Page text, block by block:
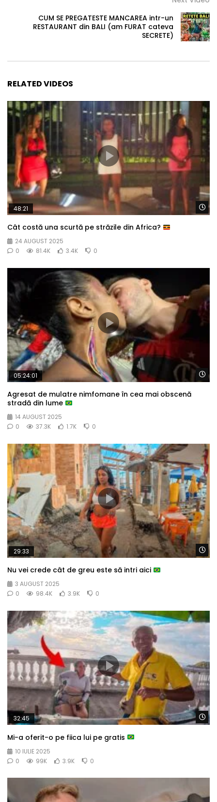
CUM SE PREGATESTE MANCAREA intr-un
RESTAURANT din BALI (am FURAT cateva
SECRETE)
RELATED VIDEOS
48:21
Cât costă una scurtă pe străzile din Africa?
24 AUGUST 2025
0
81.4K 3.4K 0
05:24:01
Agresat de mulatre nimfomane în cea mai obscenă
stradă din lume
14 AUGUST 2025
0
37.3K 1.7K 0
29:33
Nu vei crede cât de greu este să intri aici
3 AUGUST 2025
0
98.4K 3.9K 0
32:45
Mi-a oferit-o pe fiica lui pe gratis
10 IULIE 2025
0
99K 3.9K 0